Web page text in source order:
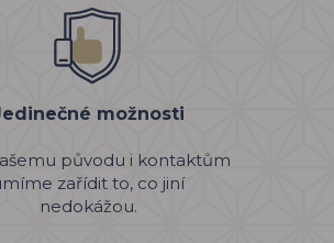
možnosti
původu i kontaktům
zařídit to, co jiní
nedokážou.